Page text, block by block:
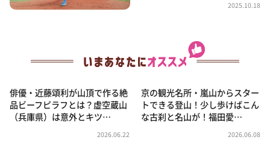
2025.10.18
俳優・近藤頌利が山頂で作る絶
品ビーフピラフとは？虚空蔵山
（兵庫県）は意外とキツ…
2026.06.22
京の観光名所・嵐山からスター
トできる登山！少し歩けばこん
な古刹と名山が！福田愛…
2026.06.08